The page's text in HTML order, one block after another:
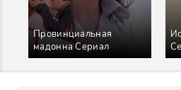
Провинциальная
мадонна Сериал